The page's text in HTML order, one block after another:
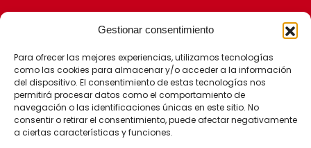
Gestionar consentimiento
Para ofrecer las mejores experiencias, utilizamos tecnologías
como las cookies para almacenar y/o acceder a la información
del dispositivo. El consentimiento de estas tecnologías nos
permitirá procesar datos como el comportamiento de
navegación o las identificaciones únicas en este sitio. No
consentir o retirar el consentimiento, puede afectar negativamente
a ciertas características y funciones.
CERTIFICACIONES